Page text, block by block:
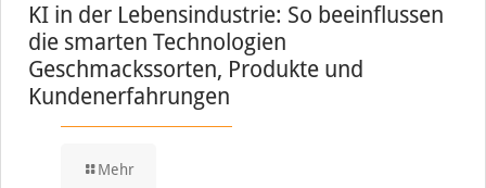
KI in der Lebensindustrie: So beeinflussen
die smarten Technologien
Geschmackssorten, Produkte und
Kundenerfahrungen
Mehr